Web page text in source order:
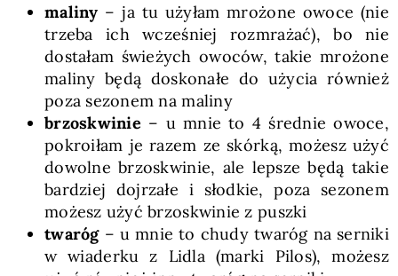
maliny – ja tu użyłam mrożone owoce (nie
trzeba ich wcześniej rozmrażać), bo nie
dostałam świeżych owoców, takie mrożone
maliny będą doskonałe do użycia również
poza sezonem na maliny
brzoskwinie – u mnie to 4 średnie owoce,
pokroiłam je razem ze skórką, możesz użyć
dowolne brzoskwinie, ale lepsze będą takie
bardziej dojrzałe i słodkie, poza sezonem
możesz użyć brzoskwinie z puszki
twaróg– u mnie to chudy twaróg na serniki
w wiaderku z Lidla (marki Pilos), możesz